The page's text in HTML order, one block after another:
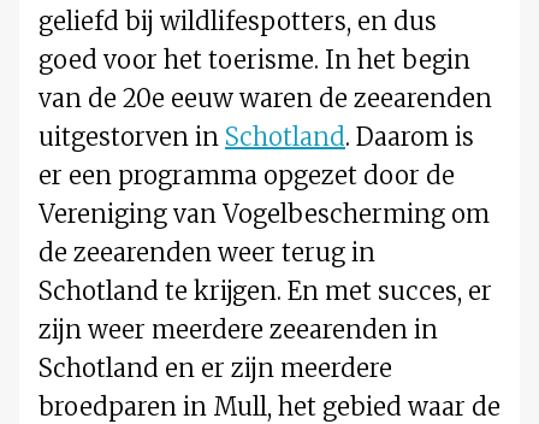
geliefd bij wildlifespotters, en dus
goed voor het toerisme. In het begin
van de 20e eeuw waren de zeearenden
uitgestorven in Schotland. Daarom is
er een programma opgezet door de
Vereniging van Vogelbescherming om
de zeearenden weer terug in
Schotland te krijgen. En met succes, er
zijn weer meerdere zeearenden in
Schotland en er zijn meerdere
broedparen in Mull, het gebied waar de